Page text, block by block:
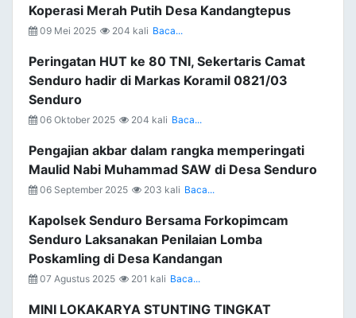
Koperasi Merah Putih Desa Kandangtepus
09 Mei 2025 204 kali Baca...
Peringatan HUT ke 80 TNI, Sekertaris Camat
Senduro hadir di Markas Koramil 0821/03
Senduro
06 Oktober 2025 204 kali Baca...
Pengajian akbar dalam rangka memperingati
Maulid Nabi Muhammad SAW di Desa Senduro
06 September 2025 203 kali Baca...
Kapolsek Senduro Bersama Forkopimcam
Senduro Laksanakan Penilaian Lomba
Poskamling di Desa Kandangan
07 Agustus 2025 201 kali Baca...
MINI LOKAKARYA STUNTING TINGKAT